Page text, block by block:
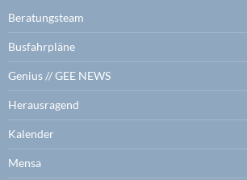
Beratungsteam
Busfahrpläne
Genius // GEE NEWS
Herausragend
Kalender
Mensa